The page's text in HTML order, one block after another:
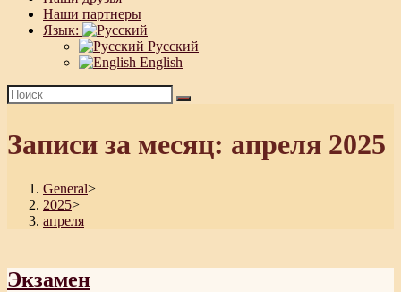
Наши партнеры
Язык:
Русский
English
Записи за месяц: апреля 2025
General>
2025>
апреля
Экзамен